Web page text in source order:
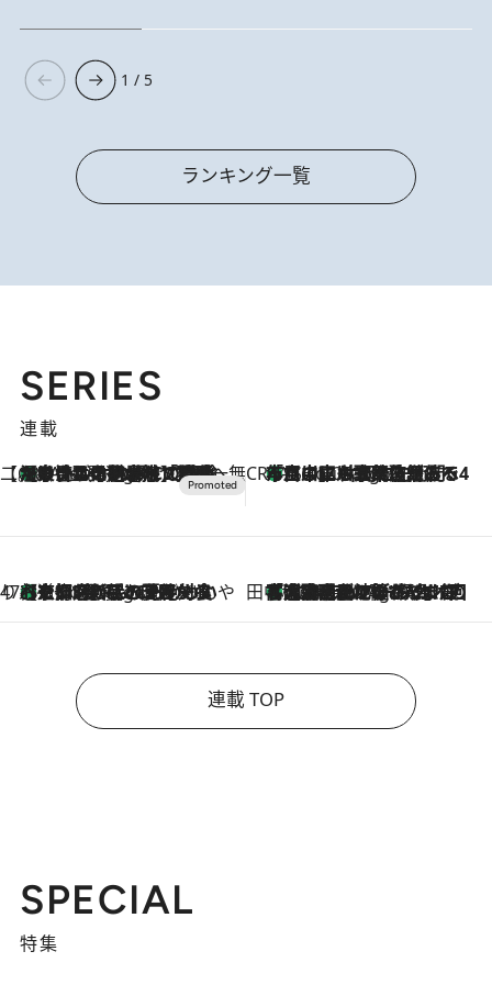
1 / 5
ランキング一覧
SERIES
連載
【CREA×星野リゾート】唯一無二。癒しと発見が待つ場所へ
3 Hours Ago
【トンボの足水浴】ヒノキの香りに包まれて涼感マックス！約13℃の湧水かけ流しを避暑地「星野温泉 トンボの湯」で体験 CREA'S CHOICE
5 Hours Ago
「立川にも歌舞伎があるんだよ」 片岡仁左衛門・市川中車ら豪華座組みで4年目の立川立飛歌舞伎へ
47都道府県の手みやげ ひんやりスイーツで夏を満喫
5 Hours Ago
【京都府】この夏絶対食べたい 冷やしておいしいおやつ3選 ひと口目から心を掴む新緑のテリーヌ 田中稲の勝手に再ブーム
10 Hours Ago
「湘南乃風に憧れて」観客大盛上がりの“タオル回し”に、ラッパー顔負けの高速歌唱まで…さだまさし（74）のアグレッシブすぎる現在地
連載 TOP
SPECIAL
特集